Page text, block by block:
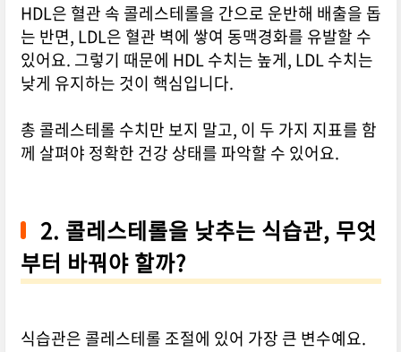
HDL은 혈관 속 콜레스테롤을 간으로 운반해 배출을 돕
는 반면, LDL은 혈관 벽에 쌓여 동맥경화를 유발할 수
있어요. 그렇기 때문에 HDL 수치는 높게, LDL 수치는
낮게 유지하는 것이 핵심입니다.
총 콜레스테롤 수치만 보지 말고, 이 두 가지 지표를 함
께 살펴야 정확한 건강 상태를 파악할 수 있어요.
2. 콜레스테롤을 낮추는 식습관, 무엇
부터 바꿔야 할까?
식습관은 콜레스테롤 조절에 있어 가장 큰 변수예요.